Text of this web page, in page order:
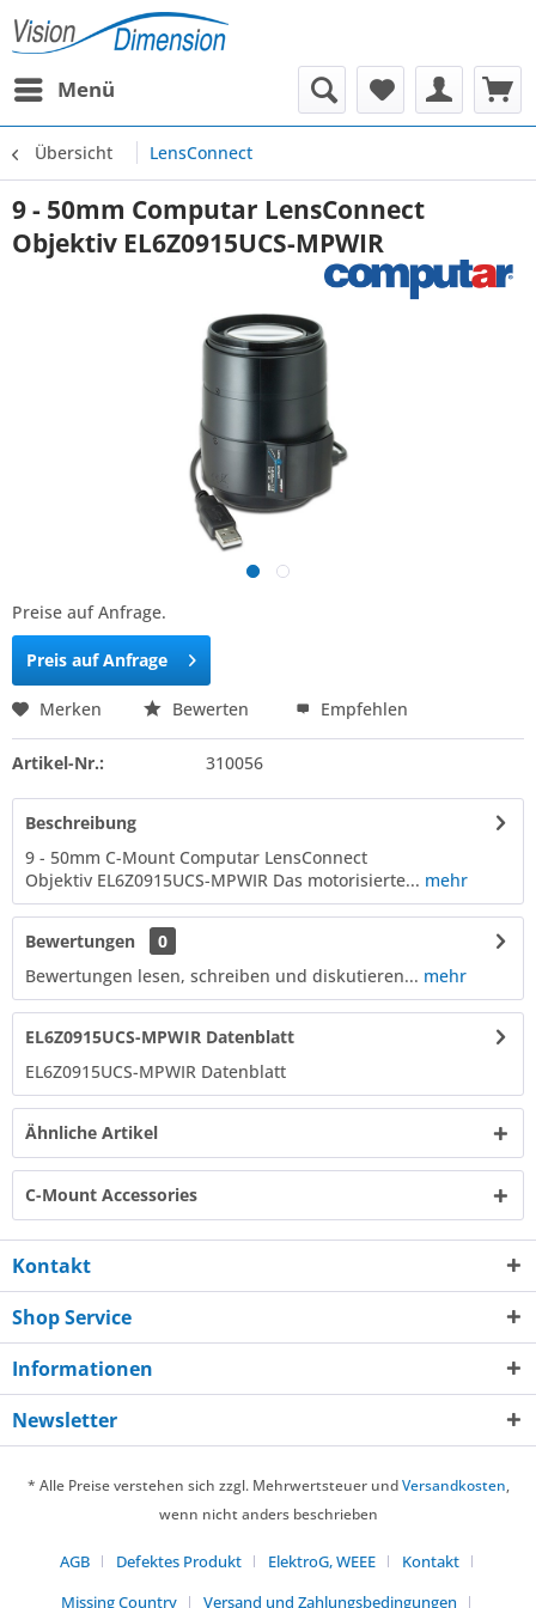
Menü
Übersicht LensConnect
9 - 50mm Computar LensConnect
Objektiv EL6Z0915UCS-MPWIR
Preise auf Anfrage.
Preis auf Anfrage
Merken Bewerten Empfehlen
Artikel-Nr.: 310056
Beschreibung
9 - 50mm C-Mount Computar LensConnect
Objektiv EL6Z0915UCS-MPWIR Das motorisierte... mehr
Bewertungen
0
Bewertungen lesen, schreiben und diskutieren... mehr
EL6Z0915UCS-MPWIR Datenblatt
EL6Z0915UCS-MPWIR Datenblatt​
Ähnliche Artikel
C-Mount Accessories
Kontakt
Shop Service
Informationen
Newsletter
* Alle Preise verstehen sich zzgl. Mehrwertsteuer undVersandkosten,
wenn nicht anders beschrieben
AGB Defektes Produkt ElektroG, WEEE
Kontakt
Missing Country
Versand und Zahlungsbedingungen